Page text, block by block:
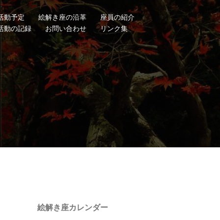
動予定 絵解き座の沿革
座員の紹介
動の記録
お問い合わせ リンク集
絵解き座カレンダー